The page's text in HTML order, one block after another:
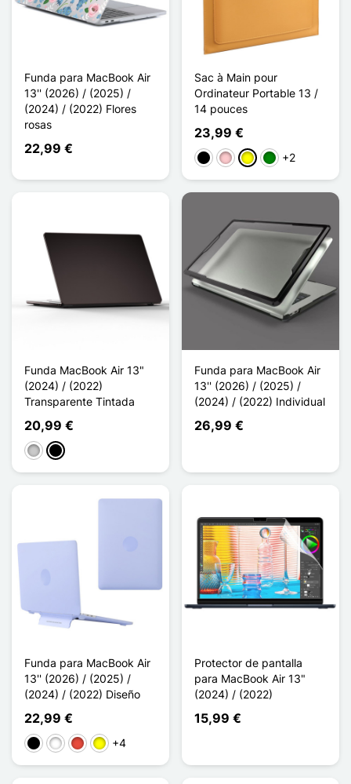
Funda para MacBook Air
13'' (2026) / (2025) /
(2024) / (2022) Flores
rosas
22,99 €
Sac à Main pour
Ordinateur Portable 13 /
14 pouces
23,99 €
NegroRosaAmarilloVerde
+2
Funda MacBook Air 13"
(2024) / (2022)
Transparente Tintada
20,99 €
Transparente
Noir Transparent
Funda para MacBook Air
13'' (2026) / (2025) /
(2024) / (2022) Individual
26,99 €
Funda para MacBook Air
13'' (2026) / (2025) /
(2024) / (2022) Diseño
22,99 €
NegroBlancoRojoAmarillo
+4
Protector de pantalla
para MacBook Air 13"
(2024) / (2022)
15,99 €